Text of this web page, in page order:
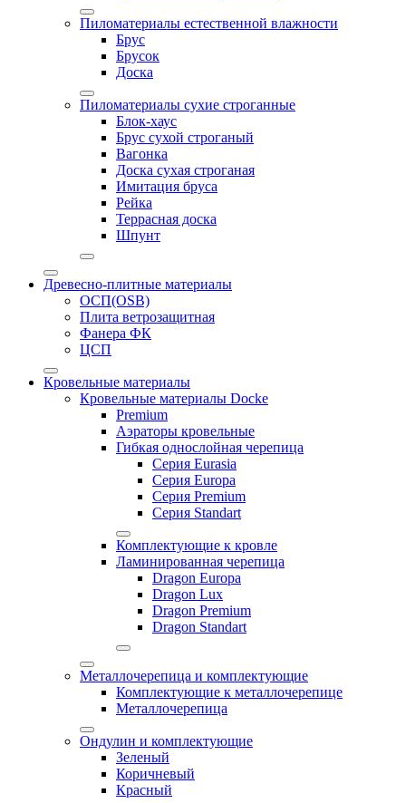
Пиломатериалы естественной влажности
Брус
Брусок
Доска
Пиломатериалы сухие строганные
Блок-хаус
Брус сухой строганый
Вагонка
Доска сухая строганая
Имитация бруса
Рейка
Террасная доска
Шпунт
Древесно-плитные материалы
ОСП(OSB)
Плита ветрозащитная
Фанера ФК
ЦСП
Кровельные материалы
Кровельные материалы Docke
Premium
Аэраторы кровельные
Гибкая однослойная черепица
Серия Eurasia
Серия Europa
Серия Premium
Серия Standart
Комплектующие к кровле
Ламинированная черепица
Dragon Europa
Dragon Lux
Dragon Premium
Dragon Standart
Металлочерепица и комплектующие
Комплектующие к металлочерепице
Металлочерепица
Ондулин и комплектующие
Зеленый
Коричневый
Красный